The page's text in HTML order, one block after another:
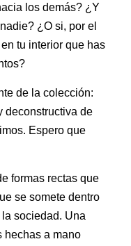
los demás? ¿Y
¿O si, por el
tu interior que has
de la colección:
deconstructiva de
Espero que
formas rectas que
se somete dentro
sociedad. Una
hechas a mano